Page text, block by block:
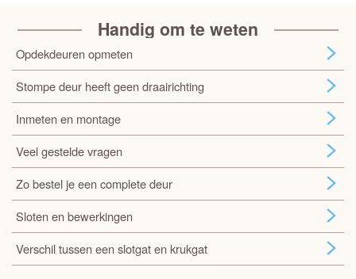
Handig om te weten
Opdekdeuren opmeten
Stompe deur heeft geen draairichting
Inmeten en montage
Veel gestelde vragen
Zo bestel je een complete deur
Sloten en bewerkingen
Verschil tussen een slotgat en krukgat